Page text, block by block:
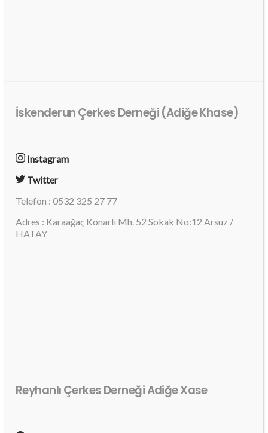
İskenderun Çerkes Derneği (Adiğe Khase)
Instagram
Twitter
Telefon : 0532 325 27 77
Adres : Karaağaç Konarlı Mh. 52 Sokak No:12 Arsuz /
HATAY
Reyhanlı Çerkes Derneği Adiğe Xase